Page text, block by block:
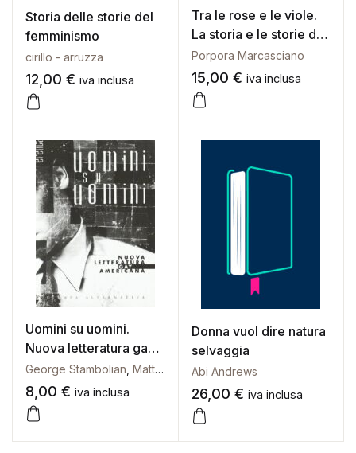
Storia delle storie del
femminismo
cirillo - arruzza
12,00 € iva inclusa
Tra le rose e le viole.
La storia e le storie di
transessuali e travestiti
Porpora Marcasciano
15,00 € iva inclusa
Uomini su uomini.
Nuova letteratura gay
americana
George Stambolian Matteo B. Bianchi
8,00 € iva inclusa
Donna vuol dire natura
selvaggia
Abi Andrews
26,00 € iva inclusa